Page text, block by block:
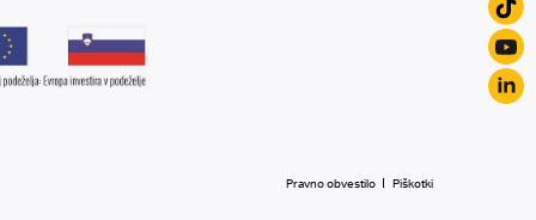
Pravno obvestilo Piškotki